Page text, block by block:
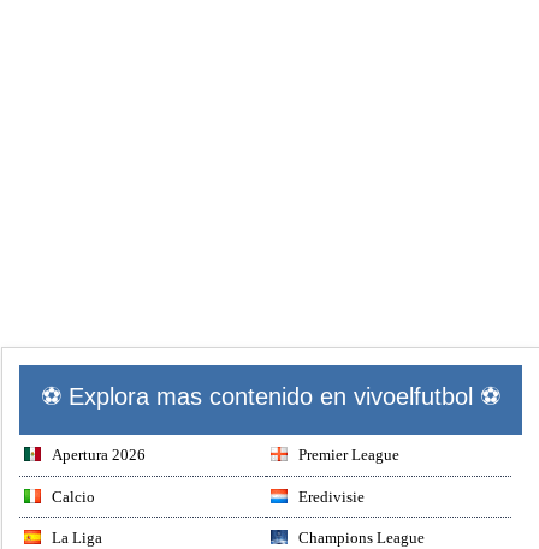
⚽ Explora mas contenido en vivoelfutbol ⚽
Apertura 2026 Premier League
Calcio Eredivisie
La Liga Champions League